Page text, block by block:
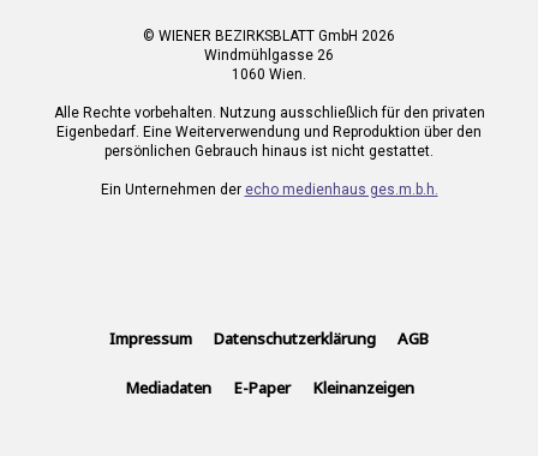
© WIENER BEZIRKSBLATT GmbH 2026
Windmühlgasse 26
1060 Wien.
Alle Rechte vorbehalten. Nutzung ausschließlich für den privaten
Eigenbedarf. Eine Weiterverwendung und Reproduktion über den
persönlichen Gebrauch hinaus ist nicht gestattet.
Ein Unternehmen der echo medienhaus ges.m.b.h.
Impressum Datenschutzerklärung AGB
Mediadaten E-Paper Kleinanzeigen